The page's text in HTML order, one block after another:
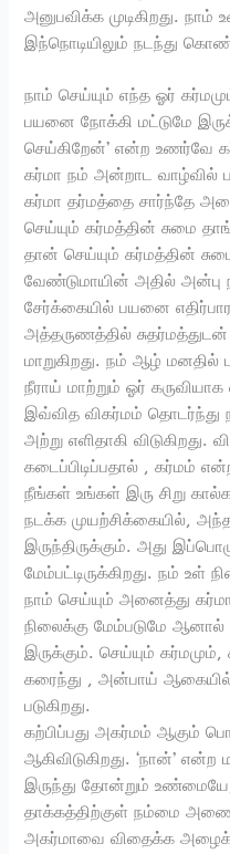
அனுபவிக்க முடிகிறது.
இந்நொடியிலும் நடந்து
நாம் செய்யும் எந்த ஓர்
பயனை நோக்கி மட்டுமே
செய்கிறேன்’ என்ற உணர்வே
கர்மா நம் அன்றாட வாழ்வில்
கர்மா தர்மத்தை சார்ந்தே
செய்யும் கர்மத்தின் சுமை
தான் செய்யும் கர்மத்தின்
வேண்டுமாயின் அதில் அன்பு
சேர்க்கையில் பயனை
அத்தருணத்தில்
மாறுகிறது. நம் ஆழ் மனதில்
நீராய் மாற்றும் ஓர் கருவியாக
இவ்வித விகர்மம் தொடர்ந்து
அற்று எளிதாகி
கடைப்பிடிப்பதால் , கர்மம்
நீங்கள் உங்கள் இரு சிறு
நடக்க முயற்சிக்கையில்,
இருந்திருக்கும். அது
மேம்பட்டிருக்கிறது. நம் உள்
நாம் செய்யும் அனைத்து
நிலைக்கு மேம்படுமே ஆனால்
இருக்கும். செய்யும்
கரைந்து , அன்பாய்
படுகிறது.
கற்பிப்பது அகர்மம் ஆகும்
ஆகிவிடுகிறது. ‘நான்’
இருந்து தோன்றும்
தாக்கத்திற்குள் நம்மை
அகர்மாவை விதைக்க